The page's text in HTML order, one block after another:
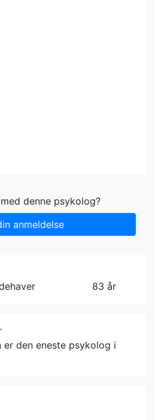
denne psykolog?
anmeldelse
83 år
er den eneste psykolog i